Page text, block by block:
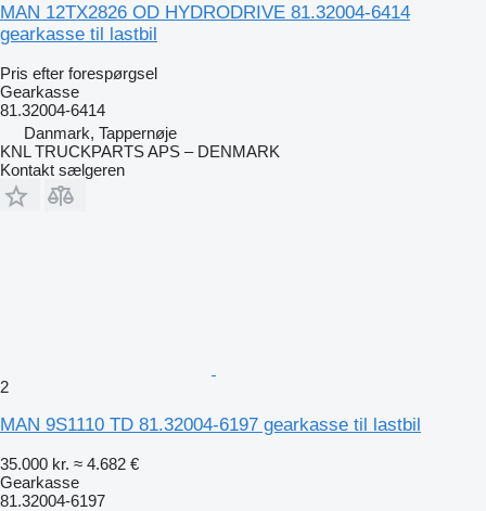
MAN 12TX2826 OD HYDRODRIVE 81.32004-6414
gearkasse til lastbil
Pris efter forespørgsel
Gearkasse
81.32004-6414
Danmark, Tappernøje
KNL TRUCKPARTS APS – DENMARK
Kontakt sælgeren
2
MAN 9S1110 TD 81.32004-6197 gearkasse til lastbil
35.000 kr. ≈ 4.682 €
Gearkasse
81.32004-6197